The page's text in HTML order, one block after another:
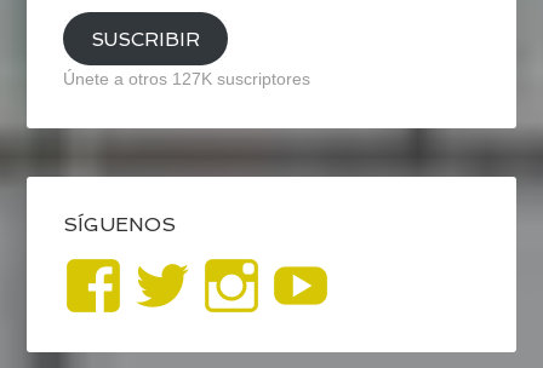
SUSCRIBIR
Únete a otros 127K suscriptores
SÍGUENOS
Ver
perfil
Ver
perfil
Ver
perfil